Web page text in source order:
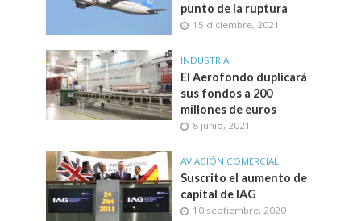
punto de la ruptura
15 diciembre, 2021
INDUSTRIA
El Aerofondo duplicará
sus fondos a 200
millones de euros
8 junio, 2021
AVIACIÓN COMERCIAL
Suscrito el aumento de
capital de IAG
10 septiembre, 2020